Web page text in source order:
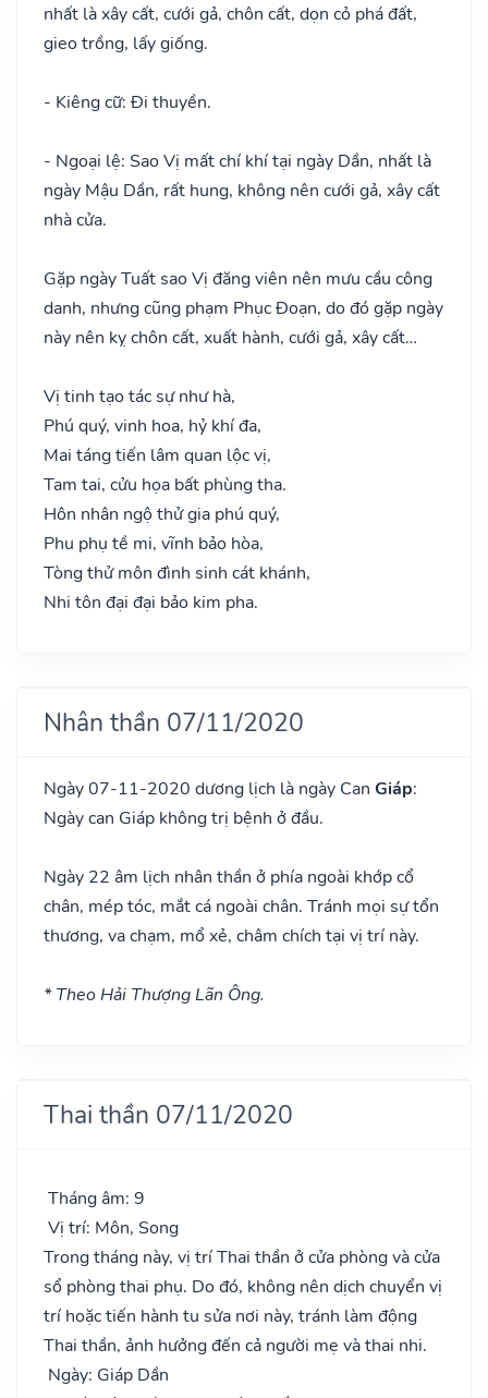
nhất là xây cất, cưới gả, chôn cất, dọn cỏ phá đất,
gieo trồng, lấy giống.
- Kiêng cữ: Đi thuyền.
- Ngoại lệ: Sao Vị mất chí khí tại ngày Dần, nhất là
ngày Mậu Dần, rất hung, không nên cưới gả, xây cất
nhà cửa.
Gặp ngày Tuất sao Vị đăng viên nên mưu cầu công
danh, nhưng cũng phạm Phục Đoạn, do đó gặp ngày
này nên kỵ chôn cất, xuất hành, cưới gả, xây cất…
Vị tinh tạo tác sự như hà,
Phú quý, vinh hoa, hỷ khí đa,
Mai táng tiến lâm quan lộc vị,
Tam tai, cửu họa bất phùng tha.
Hôn nhân ngộ thử gia phú quý,
Phu phụ tề mi, vĩnh bảo hòa,
Tòng thử môn đình sinh cát khánh,
Nhi tôn đại đại bảo kim pha.
Nhân thần 07/11/2020
Ngày 07-11-2020 dương lịch là ngày Can Giáp:
Ngày can Giáp không trị bệnh ở đầu.
Ngày 22 âm lịch nhân thần ở phía ngoài khớp cổ
chân, mép tóc, mắt cá ngoài chân. Tránh mọi sự tổn
thương, va chạm, mổ xẻ, châm chích tại vị trí này.
* Theo Hải Thượng Lãn Ông.
Thai thần 07/11/2020
Tháng âm: 9
Vị trí: Môn, Song
Trong tháng này, vị trí Thai thần ở cửa phòng và cửa
sổ phòng thai phụ. Do đó, không nên dịch chuyển vị
trí hoặc tiến hành tu sửa nơi này, tránh làm động
Thai thần, ảnh hưởng đến cả người mẹ và thai nhi.
Ngày: Giáp Dần